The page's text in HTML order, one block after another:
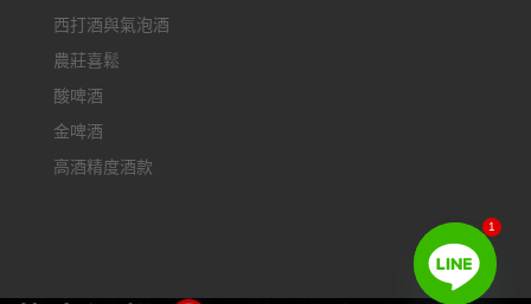
西打酒與氣泡酒
農莊喜鬆
酸啤酒
金啤酒
高酒精度酒款
1